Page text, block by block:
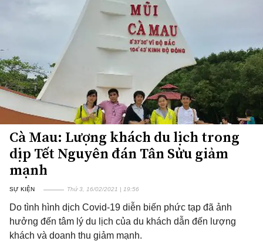
Cà Mau: Lượng khách du lịch trong
dịp Tết Nguyên đán Tân Sửu giảm
mạnh
SỰ KIỆN Thứ 3, 16/02/2021 | 19:56
Do tình hình dịch Covid-19 diễn biến phức tạp đã ảnh
hưởng đến tâm lý du lịch của du khách dẫn đến lượng
khách và doanh thu giảm mạnh.